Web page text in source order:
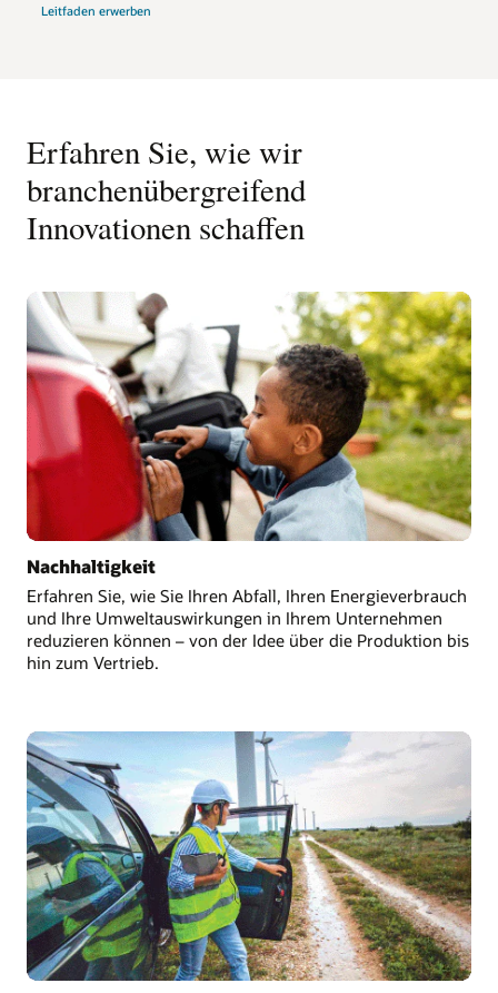
Leitfaden erwerben
Erfahren Sie, wie wir
branchenübergreifend
Innovationen schaffen
Nachhaltigkeit
Erfahren Sie, wie Sie Ihren Abfall, Ihren Energieverbrauch
und Ihre Umweltauswirkungen in Ihrem Unternehmen
reduzieren können – von der Idee über die Produktion bis
hin zum Vertrieb.